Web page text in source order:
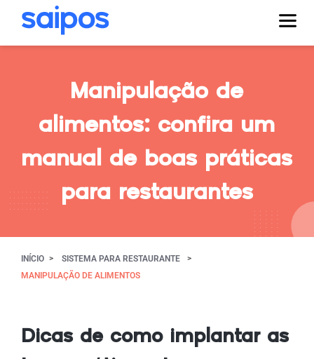
Manipulação de
alimentos: confira um
manual de boas práticas
para restaurantes
INÍCIO
SISTEMA PARA RESTAURANTE
MANIPULAÇÃO DE ALIMENTOS
Dicas de como implantar as